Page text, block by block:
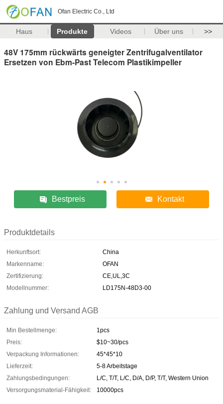
Ofan Electric Co., Ltd
Haus Produkte Videos Über uns >>
48V 175mm rückwärts geneigter Zentrifugalventilator
Ersetzen von Ebm-Past Telecom Plastikimpeller
Bestpreis Kontakt
Produktdetails
Herkunftsort:
China
Markenname:
OFAN
Zertifizierung:
CE,UL,3C
Modellnummer:
LD175N-48D3-00
Zahlung und Versand AGB
Min Bestellmenge:
1pcs
Preis:
$10~30/pcs
Verpackung Informationen:
45*45*10
Lieferzeit:
5-8 Arbeitstage
Zahlungsbedingungen:
L/C, T/T, L/C, D/A, D/P, T/T, Western Union
Versorgungsmaterial-Fähigkeit:
10000pcs